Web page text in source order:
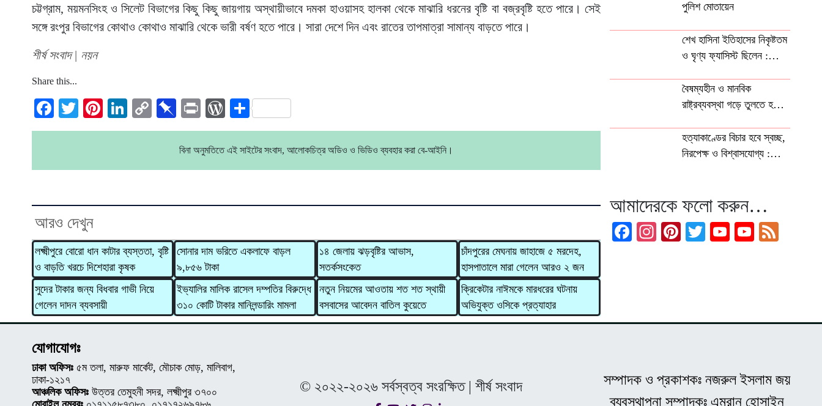
চট্টগ্রাম, ময়মনসিংহ ও সিলেট বিভাগের কিছু কিছু জায়গায় অস্থায়ীভাবে দমকা হাওয়াসহ হালকা থেকে মাঝারি ধরনের বৃষ্টি বা বজ্রবৃষ্টি হতে পারে। সেই
সঙ্গে রংপুর বিভাগের কোথাও কোথাও মাঝারি থেকে ভারী বর্ষণ হতে পারে। সারা দেশে দিন এবং রাতের তাপমাত্রা সামান্য বাড়তে পারে।
শীর্ষ সংবাদ | নয়ন
Share this...
Facebook
TwitterPinterest
LinkedIn
Copy
Link
Pinboard
PrintWordPress
Share
বিনা অনুমতিতে এই সাইটের সংবাদ, আলোকচিত্র অডিও ও ভিডিও ব্যবহার করা বে-আইনি।
আরও দেখুন
লক্ষ্মীপুরে বোরো ধান কাটার ব্যস্ততা, বৃষ্টি
ও বাড়তি খরচে দিশেহারা কৃষক
সোনার দাম ভরিতে একলাফে বাড়ল
৯,৮৫৬ টাকা
১৪ জেলায় ঝড়বৃষ্টির আভাস,
সতর্কসংকেত
চাঁদপুরের মেঘনায় জাহাজে ৫ মরদেহ,
হাসপাতালে মারা গেলেন আরও ২ জন
সুদের টাকার জন্য বিধবার গাভী নিয়ে
গেলেন দাদন ব্যবসায়ী
ইভ্যালির মালিক রাসেল দম্পতির বিরুদ্ধে
৩১০ কোটি টাকার মানিলন্ডারিং মামলা
নতুন নিয়মের আওতায় শত শত স্থায়ী
বসবাসের আবেদন বাতিল কুয়েতে
ক্রিকেটার নাঈমকে মারধরের ঘটনায়
অভিযুক্ত ওসিকে প্রত্যাহার
পুলিশ মোতায়েন
শেখ হাসিনা ইতিহাসের নিকৃষ্টতম
ও ঘৃণ্য ফ্যাসিস্ট ছিলেন :
বৈষম্যহীন ও মানবিক
রাষ্ট্রব্যবস্থা গড়ে তুলতে হবে :
হত্যাকাণ্ডের বিচার হবে স্বচ্ছ,
নিরপেক্ষ ও বিশ্বাসযোগ্য :
আমাদেরকে ফলো করুন…
Facebook
Instagram
Pinterest
TwitterYouTube
যোগাযোগঃ
ঢাকা অফিসঃ ৫ম তলা, মারুফ মার্কেট, মৌচাক মোড়, মালিবাগ,
ঢাকা-১২১৭
আঞ্চলিক অফিসঃ উত্তর তেমুহনী সদর, লক্ষ্মীপুর ৩৭০০
© ২০২২-২০২৬ সর্বস্বত্ব সংরক্ষিত | শীর্ষ সংবাদ
সম্পাদক ও প্রকাশকঃ নজরুল ইসলাম জয়
ব্যবস্থাপনা সম্পাদকঃ এমরান হোসাইন